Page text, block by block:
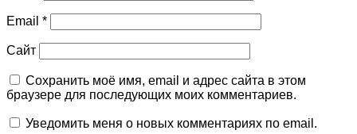
Email *
Сайт
Сохранить моё имя, email и адрес сайта в этом
браузере для последующих моих комментариев.
Уведомить меня о новых комментариях по email.